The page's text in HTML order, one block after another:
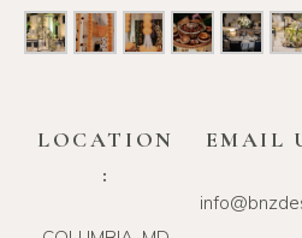
LOCATION
:
EMAIL